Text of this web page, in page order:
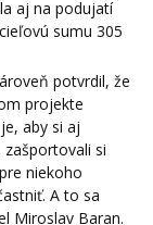
aj na podujatí
sumu 305
potvrdil, že
projekte
aby si aj
zašportovali si
niekoho
A to sa
Miroslav Baran.